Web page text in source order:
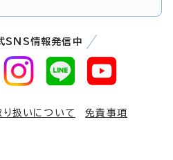
SNS情報発信中
扱いについて
免責事項